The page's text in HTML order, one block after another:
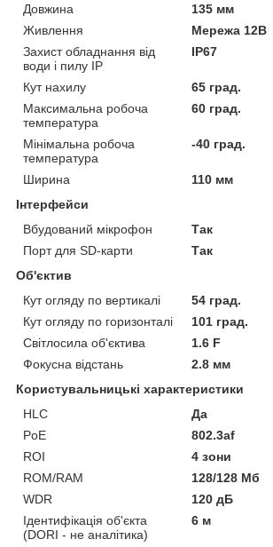
Довжина
135 мм
Живлення
Мережа 12В
Захист обладнання від
води і пилу IP
IP67
Кут нахилу
65 град.
Максимальна робоча
температура
60 град.
Мінімальна робоча
температура
-40 град.
Ширина
110 мм
Інтерфейси
Вбудований мікрофон
Так
Порт для SD-карти
Так
Об'єктив
Кут огляду по вертикалі
54 град.
Кут огляду по горизонталі
101 град.
Світлосила об'єктива
1.6 F
Фокусна відстань
2.8 мм
Користувальницькі характеристики
HLC
Да
PoE
802.3af
ROI
4 зони
ROM/RAM
128/128 Мб
WDR
120 дБ
Ідентифікація об'єкта
(DORI - не аналітика)
6 м